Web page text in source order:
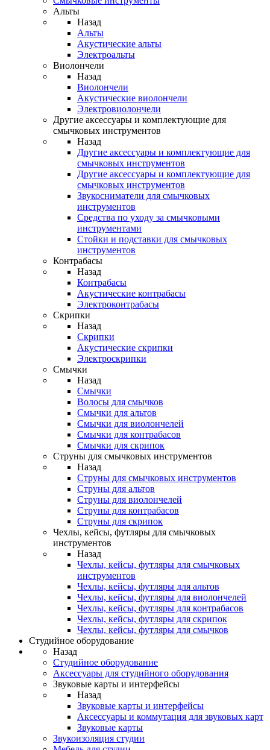
Альты
Назад
Альты
Акустические альты
Электроальты
Виолончели
Назад
Виолончели
Акустические виолончели
Электровиолончели
Другие аксессуары и комплектующие для
смычковых инструментов
Назад
Другие аксессуары и комплектующие для
смычковых инструментов
Другие аксессуары и комплектующие для
смычковых инструментов
Звукосниматели для смычковых
инструментов
Средства по уходу за смычковыми
инструментами
Стойки и подставки для смычковых
инструментов
Контрабасы
Назад
Контрабасы
Акустические контрабасы
Электроконтрабасы
Скрипки
Назад
Скрипки
Акустические скрипки
Электроскрипки
Смычки
Назад
Смычки
Волосы для смычков
Смычки для альтов
Смычки для виолончелей
Смычки для контрабасов
Смычки для скрипок
Струны для смычковых инструментов
Назад
Струны для смычковых инструментов
Струны для альтов
Струны для виолончелей
Струны для контрабасов
Струны для скрипок
Чехлы, кейсы, футляры для смычковых
инструментов
Назад
Чехлы, кейсы, футляры для смычковых
инструментов
Чехлы, кейсы, футляры для альтов
Чехлы, кейсы, футляры для виолончелей
Чехлы, кейсы, футляры для контрабасов
Чехлы, кейсы, футляры для скрипок
Чехлы, кейсы, футляры для смычков
Студийное оборудование
Назад
Студийное оборудование
Аксессуары для студийного оборудования
Звуковые карты и интерфейсы
Назад
Звуковые карты и интерфейсы
Аксессуары и коммутация для звуковых карт
Звуковые карты
Звукоизоляция студии